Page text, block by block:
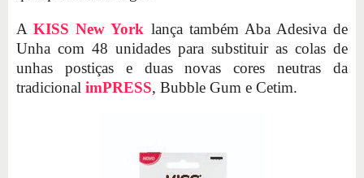
AKISS New York lança também Aba Adesiva de
Unha com 48 unidades para substituir as colas de
unhas postiças e duas novas cores neutras da
tradicional imPRESS, Bubble Gum e Cetim.